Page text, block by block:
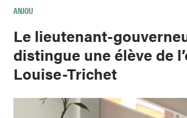
ANJOU
Le lieutenant-
distingue une élève de
Louise-Trichet